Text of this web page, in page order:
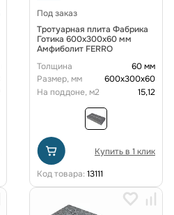
Под заказ
Тротуарная плита Фабрика
Готика 600х300х60 мм
Амфиболит FERRO
Толщина
60 мм
Размер, мм
600х300х60
На поддоне, м2
15,12
Купить в 1 клик
Код товара: 13111